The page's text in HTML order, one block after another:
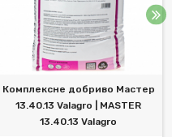
Комплексне добриво Мастер
13.40.13 Valagro | MASTER
13.40.13 Valagro